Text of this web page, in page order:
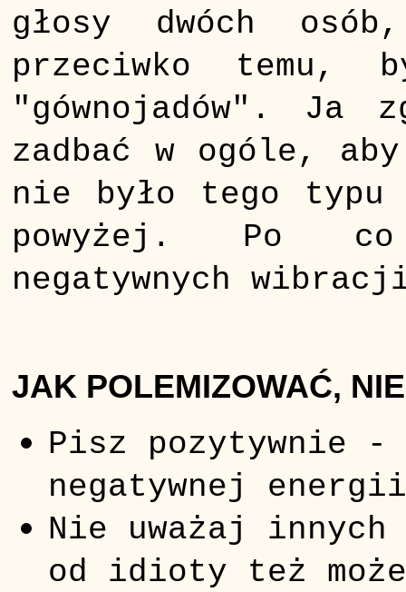
głosy dwóch
przeciwko temu,
"gównojadów". Ja
zadbać w ogóle,
nie było tego typu
powyżej. Po co
negatywnych
JAK POLEMIZOWAĆ,
Pisz pozytywnie
negatywnej
Nie uważaj
od idioty też